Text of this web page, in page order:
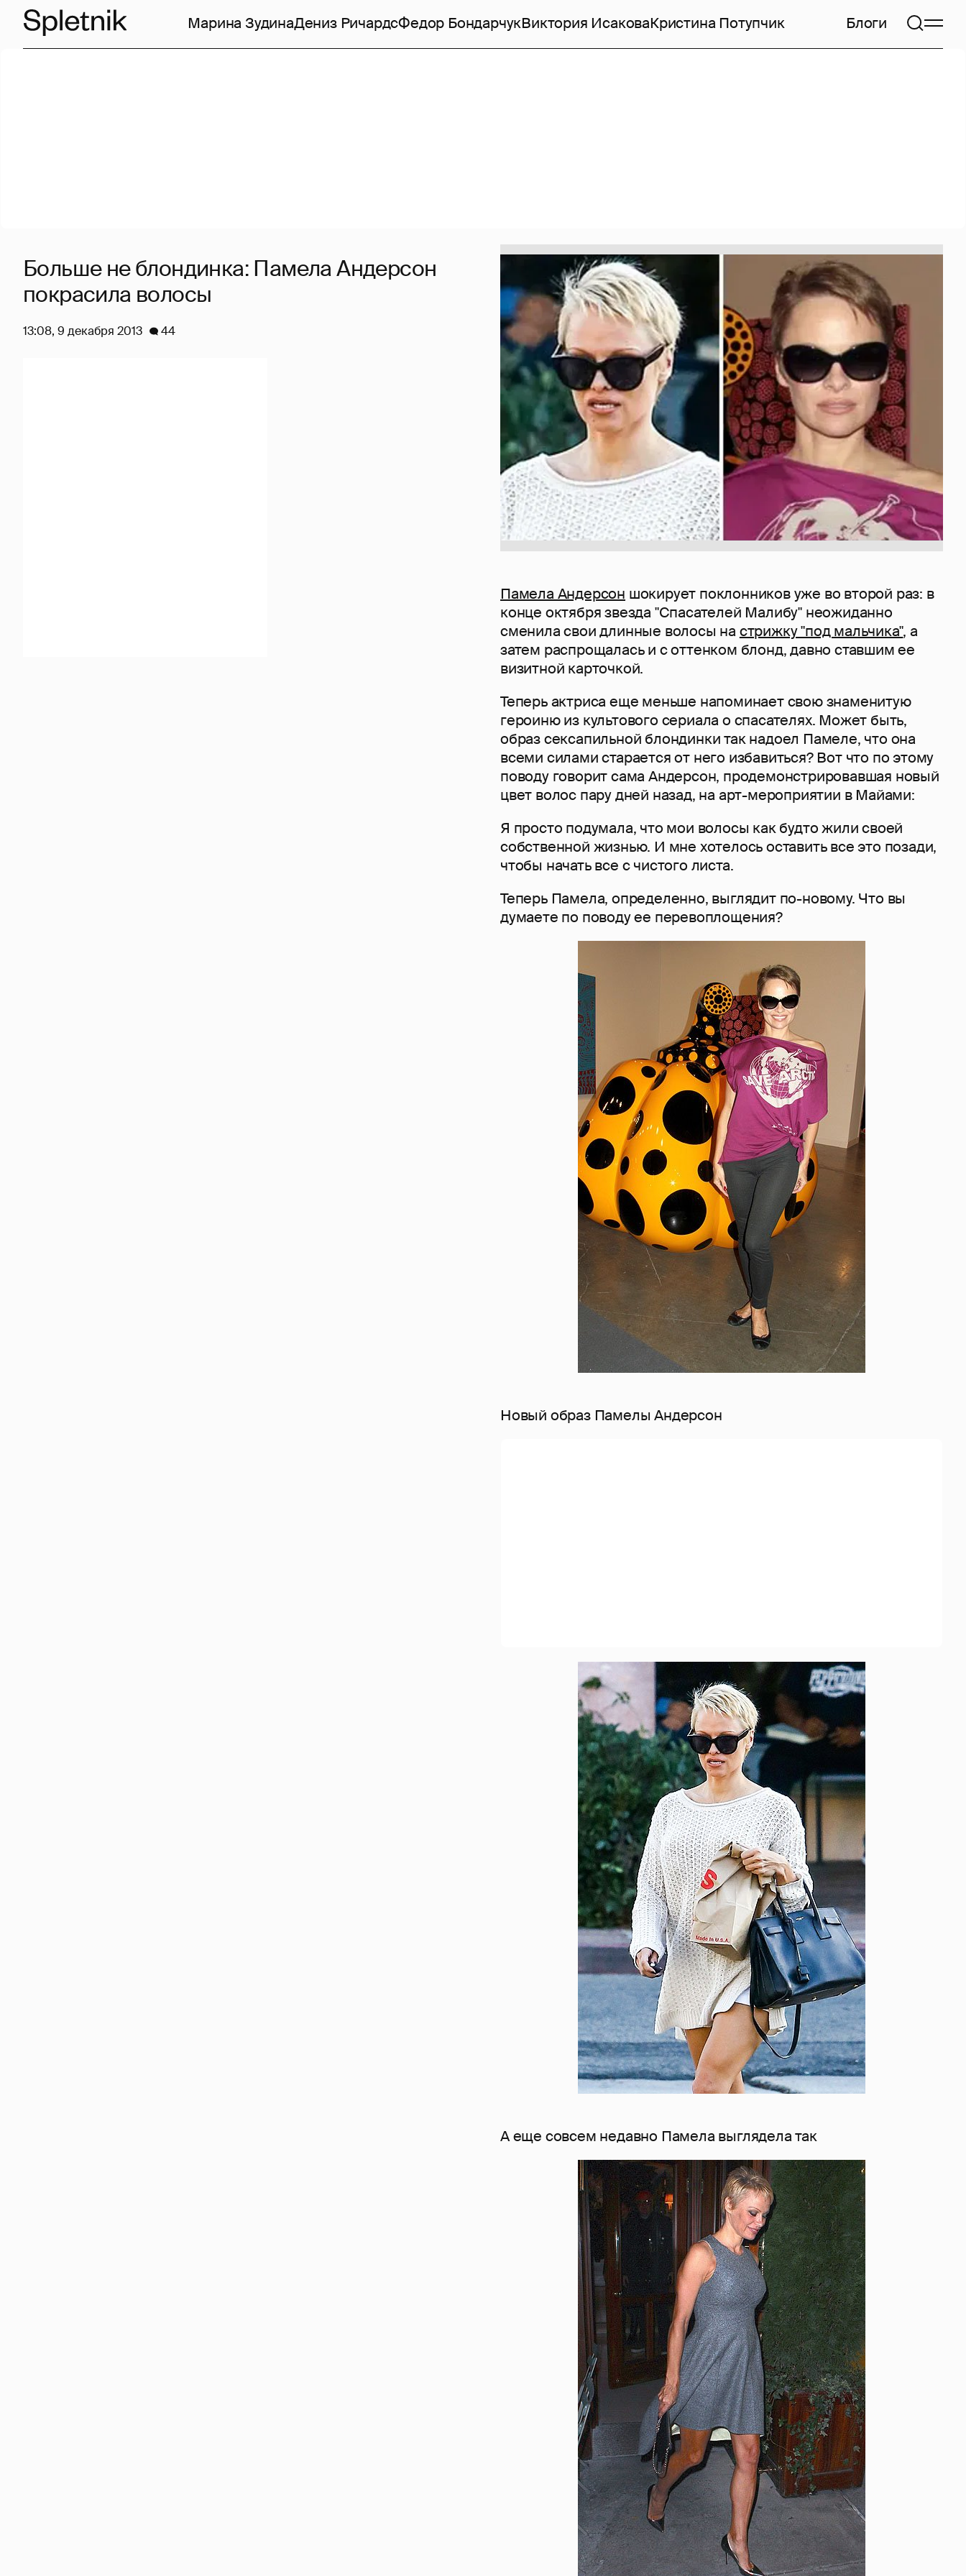
Марина ЗудинаДениз РичардсФедор БондарчукВиктория ИсаковаКристина Потупчик Блоги
Памела Андерсон шокирует поклонников уже во второй раз: в
конце октября звезда "Спасателей Малибу" неожиданно
сменила свои длинные волосы на стрижку "под мальчика", а
затем распрощалась и с оттенком блонд, давно ставшим ее
визитной карточкой.
Теперь актриса еще меньше напоминает свою знаменитую
героиню из культового сериала о спасателях. Может быть,
образ сексапильной блондинки так надоел Памеле, что она
всеми силами старается от него избавиться? Вот что по этому
поводу говорит сама Андерсон, продемонстрировавшая новый
цвет волос пару дней назад, на арт-мероприятии в Майами:
Я просто подумала, что мои волосы как будто жили своей
собственной жизнью. И мне хотелось оставить все это позади,
чтобы начать все с чистого листа.
Теперь Памела, определенно, выглядит по-новому. Что вы
думаете по поводу ее перевоплощения?
Новый образ Памелы Андерсон
А еще совсем недавно Памела выглядела так
Больше не блондинка: Памела Андерсон
покрасила волосы
13:08, 9 декабря 2013 44